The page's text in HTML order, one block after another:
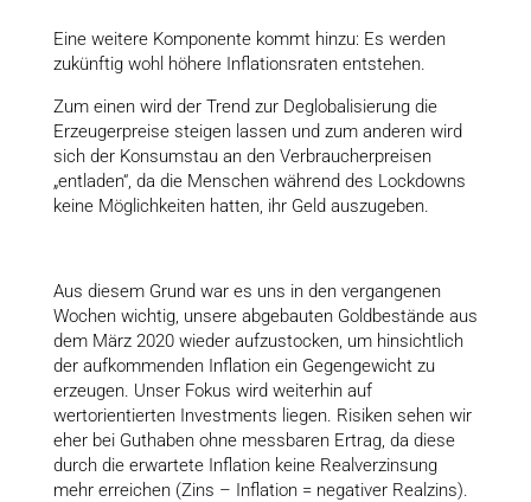
Eine weitere Komponente kommt hinzu: Es werden
zukünftig wohl höhere Inflationsraten entstehen.
Zum einen wird der Trend zur Deglobalisierung die
Erzeugerpreise steigen lassen und zum anderen wird
sich der Konsumstau an den Verbraucherpreisen
„entladen“, da die Menschen während des Lockdowns
keine Möglichkeiten hatten, ihr Geld auszugeben.
Aus diesem Grund war es uns in den vergangenen
Wochen wichtig, unsere abgebauten Goldbestände aus
dem März 2020 wieder aufzustocken, um hinsichtlich
der aufkommenden Inflation ein Gegengewicht zu
erzeugen. Unser Fokus wird weiterhin auf
wertorientierten Investments liegen. Risiken sehen wir
eher bei Guthaben ohne messbaren Ertrag, da diese
durch die erwartete Inflation keine Realverzinsung
mehr erreichen (Zins – Inflation = negativer Realzins).